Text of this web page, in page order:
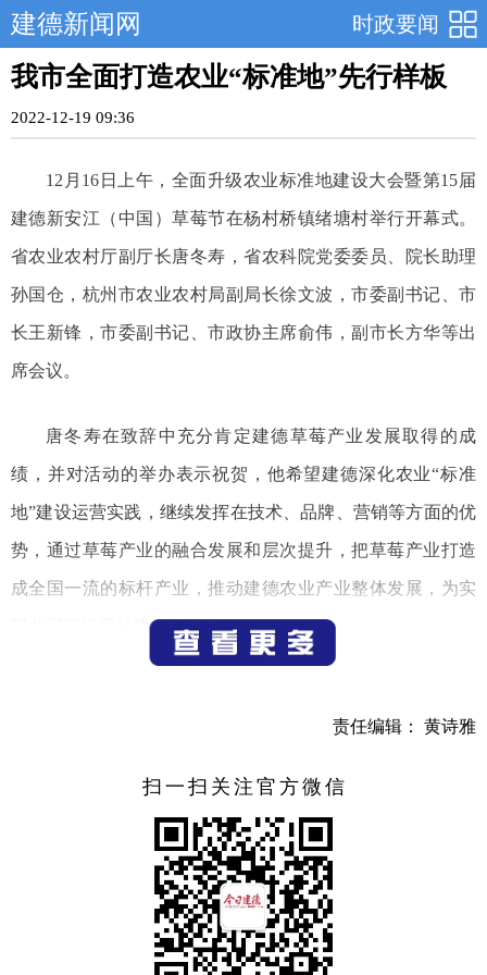
时政要闻
建德新闻网
我市全面打造农业“标准地”先行样板
2022-12-19 09:36
12月16日上午，全面升级农业标准地建设大会暨第15届
建德新安江（中国）草莓节在杨村桥镇绪塘村举行开幕式。
省农业农村厅副厅长唐冬寿，省农科院党委委员、院长助理
孙国仓，杭州市农业农村局副局长徐文波，市委副书记、市
长王新锋，市委副书记、市政协主席俞伟，副市长方华等出
席会议。
唐冬寿在致辞中充分肯定建德草莓产业发展取得的成
绩，并对活动的举办表示祝贺，他希望建德深化农业“标准
地”建设运营实践，继续发挥在技术、品牌、营销等方面的优
势，通过草莓产业的融合发展和层次提升，把草莓产业打造
成全国一流的标杆产业，推动建德农业产业整体发展，为实
现共同富裕贡献建德力量和智慧。
部门和社会各界的关心支持下，建德草莓产业蓬勃发展，已
的“强引擎”“硬支撑”，为建德的乡村振兴注入了源源不断的动
能与活力。下一步，建德将以更大力度推动草莓产业高质量
发展、推动农业“标准地”规范化建设，让草莓产业成为建德
农业发展的“共富果”、让“标准地”成为建德乡村振兴的“共富
责任编辑： 黄诗雅
扫一扫关注官方微信